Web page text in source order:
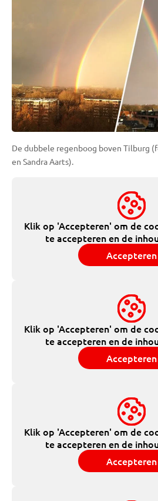
De dubbele regenboog boven Tilburg
en Sandra Aarts).
Klik op 'Accepteren' om de
te accepteren en de
Accepteren
Klik op 'Accepteren' om de
te accepteren en de
Accepteren
Klik op 'Accepteren' om de
te accepteren en de
Accepteren